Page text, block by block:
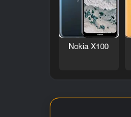
Nokia X100